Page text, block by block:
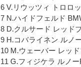
6 V.リウッツィ トロロ
7 N.ハイドフェルド
8 D.クルサード レッド
9 H.コバライネン ルノ
10 M.ウェーバー レッ
11 G.フィジケラ ルノ